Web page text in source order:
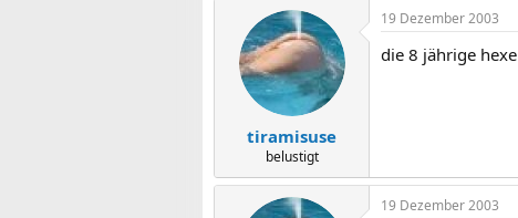
tiramisuse
belustigt
19 Dezember 2003
die 8 jährige hexe
19 Dezember 2003